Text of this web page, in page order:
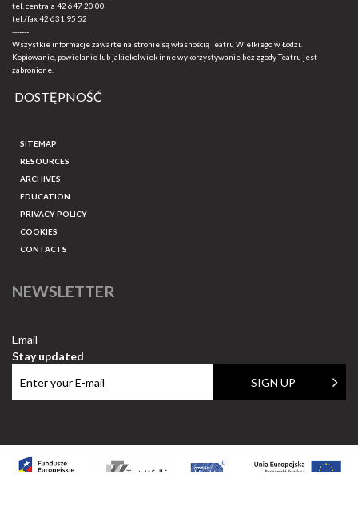
tel. centrala 42 647 20 00
tel./fax42 631 95 52
-------
Wszystkie informacje zawarte na stronie są własnością Teatru Wielkiego w Łodzi.
Kopiowanie, powielanie lub jakiekolwiek inne wykorzystywanie bez zgody Teatru jest
zabronione.
DOSTĘPNOŚĆ
SITEMAP
RESOURCES
ARCHIVES
EDUCATION
PRIVACY POLICY
COOKIES
CONTACTS
NEWSLETTER
Email
Stay updated